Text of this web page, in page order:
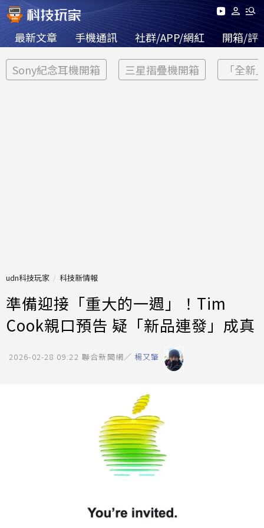
最新文章 手機通訊 社群/APP/網紅 開箱/評
Sony紀念耳機開箱 三星摺疊機開箱 「全新
udn科技玩家 科技新情報
準備迎接「重大的一週」！Tim
Cook親口預告 疑「新品連發」成真
2026-02-28 09:22 聯合新聞網／ 楊又肇